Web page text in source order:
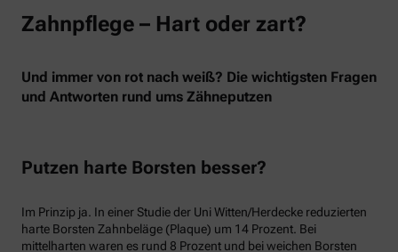
Zahnpflege – Hart oder zart?
Und immer von rot nach weiß? Die wichtigsten Fragen
und Antworten rund ums Zähneputzen
Putzen harte Borsten besser?
Im Prinzip ja. In einer Studie der Uni Witten/Herdecke reduzierten
harte Borsten Zahnbeläge (Plaque) um 14 Prozent. Bei
mittelharten waren es rund 8 Prozent und bei weichen Borsten